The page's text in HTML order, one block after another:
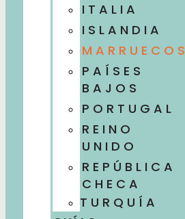
ITALIA
ISLANDIA
MARRUECOS
PAÍSES
BAJOS
PORTUGAL
REINO
UNIDO
REPÚBLICA
CHECA
TURQUÍA